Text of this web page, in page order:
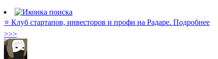
⭐️ Клуб стартапов, инвесторов и профи на Радаре. Подробнее
>>>